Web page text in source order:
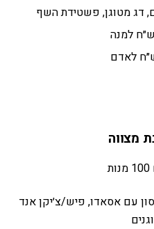
מצווה
עם אסאדו, פיש/צ׳יקן אנד